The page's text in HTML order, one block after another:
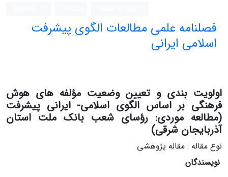
فصلنامه علمی مطالعات الگوی پیشرفت
اسلامی ایرانی
اولویت بندی و تعیین وضعیت مؤلفه های هوش
فرهنگی بر اساس الگوی اسلامی- ایرانی پیشرفت
(مطالعه موردی: رؤسای شعب بانک ملت استان
آذربایجان شرقی)
نوع مقاله : مقاله پژوهشی
نویسندگان